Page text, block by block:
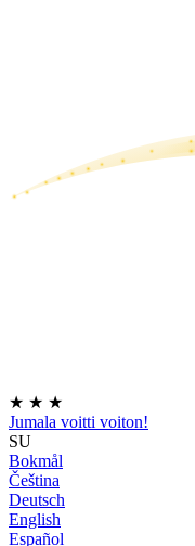
★ ★ ★
Jumala voitti voiton!
SU
Bokmål
Čeština
Deutsch
English
Español